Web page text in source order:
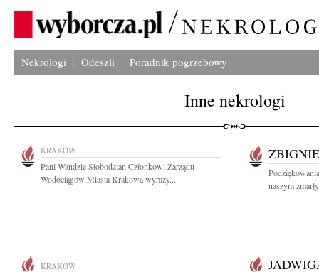
Nekrologi Odeszli Poradnik pogrzebowy
Inne nekrologi
KRAKÓW
Pani Wandzie Słobodzian Członkowi Zarządu
Wodociągów Miasta Krakowa wyrazy...
naszym
KRAKÓW